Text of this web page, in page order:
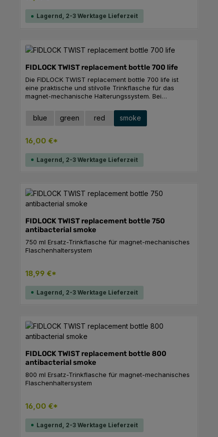
Lagernd, 2-3 Werktage Lieferzeit
FIDLOCK TWIST replacement bottle 700 life
Die FIDLOCK TWIST replacement bottle 700 life ist
eine praktische und stilvolle Trinkflasche für das
magnet-mechanische Halterungssystem. Bei
nachhaltigen connector-Part getrennt und ersetzt
werden, wodurch Ressourcen geschont werden. Der
unkomplizierte Wechsel erfolgt durch das Öffnen der
Verriegelung mit einer Münze, das Einsetzen des
neuen Korpus und das Schließen der Verriegelung.
Die Flasche bietet geschmacksneutralen Trinkgenuss
und ist ideal für Citytrips oder den täglichen
Das cleane Design und die hochwertige Verarbeitung
machen die Flasche zu einem stilvollen Begleiter. Sie
ist mit allen TWIST bases kompatibel und
sicheren Halt am Fahrradrahmen.Features700 ml
VolumenZeitloses Design für jeden AnlassRobustes
TechnologieGroße Trinköffnung mit
SchraubdeckelKompatibel mit allen TWIST bases
Farbe auswählen
blue green red smoke
16,00 €*
Lagernd, 2-3 Werktage Lieferzeit
FIDLOCK TWIST replacement bottle 750
antibacterial smoke
750 ml Ersatz-Trinkflasche für magnet-mechanisches
Flaschenhaltersystem
18,99 €*
Lagernd, 2-3 Werktage Lieferzeit
FIDLOCK TWIST replacement bottle 800
antibacterial smoke
800 ml Ersatz-Trinkflasche für magnet-mechanisches
Flaschenhaltersystem
16,00 €*
Lagernd, 2-3 Werktage Lieferzeit